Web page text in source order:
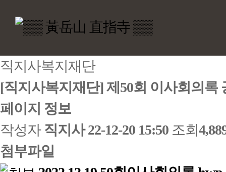
직지사복지재단
[직지사복지재단] 제50회 이사회의록
페이지 정보
작성자 직지사 22-12-20 15:50 조회
첨부파일